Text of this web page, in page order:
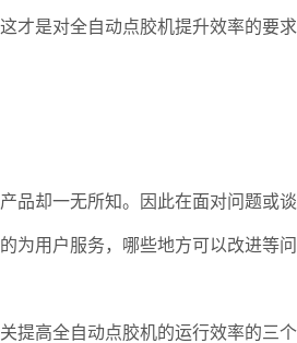
才是对全自动点胶机提升效率的要求
却一无所知。因此在面对问题或
为用户服务，哪些地方可以改进等
提高全自动点胶机的运行效率的三